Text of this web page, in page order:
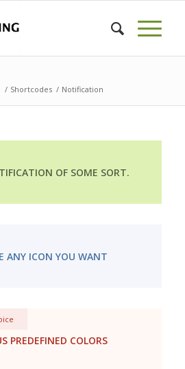
/ Shortcodes / Notification
OF SOME SORT.
ANY ICON YOU WANT
PREDEFINED COLORS